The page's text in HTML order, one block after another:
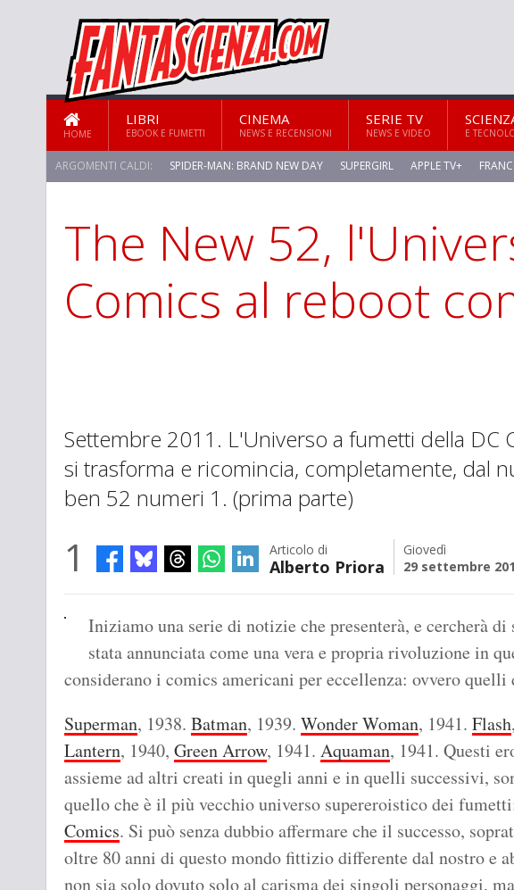
HOME
LIBRI
EBOOK E FUMETTI
CINEMA
NEWS E RECENSIONI
SERIE TV
NEWS E VIDEO E
ARGOMENTI CALDI: SPIDER-MAN: BRAND NEW DAY SUPERGIRL APPLE TV+
STAR TREK: STRANGE NEW WORLDS
The New 52,
Comics al reboot
Settembre 2011. L'Universo a fumetti della DC
si trasforma e ricomincia, completamente, dal
ben 52 numeri 1. (prima parte)
1 Articolo di
Alberto Priora
Giovedì
29 settembre
Iniziamo una serie di notizie che presenterà, e cercherà di
stata annunciata come una vera e propria rivoluzione in
considerano i comics americani per eccellenza: ovvero quelli
Superman, 1938. Batman, 1939. Wonder Woman, 1941. Flash
Lantern, 1940, Green Arrow, 1941. Aquaman, 1941. Questi
assieme ad altri creati in quegli anni e in quelli successivi,
quello che è il più vecchio universo supereroistico dei
Comics. Si può senza dubbio affermare che il successo,
oltre 80 anni di questo mondo fittizio differente dal nostro e
non sia solo dovuto solo al carisma dei singoli personaggi,